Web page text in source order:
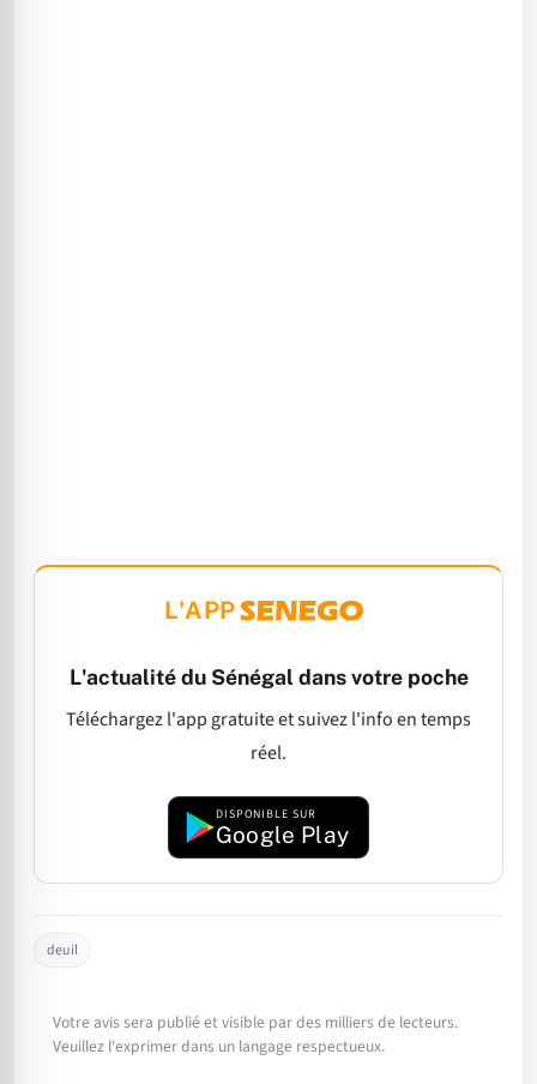
L'APP
L'actualité du Sénégal dans votre poche
Téléchargez l'app gratuite et suivez l'info en temps
réel.
DISPONIBLE SUR
Google Play
deuil
Votre avis sera publié et visible par des milliers de lecteurs.
Veuillez l'exprimer dans un langage respectueux.